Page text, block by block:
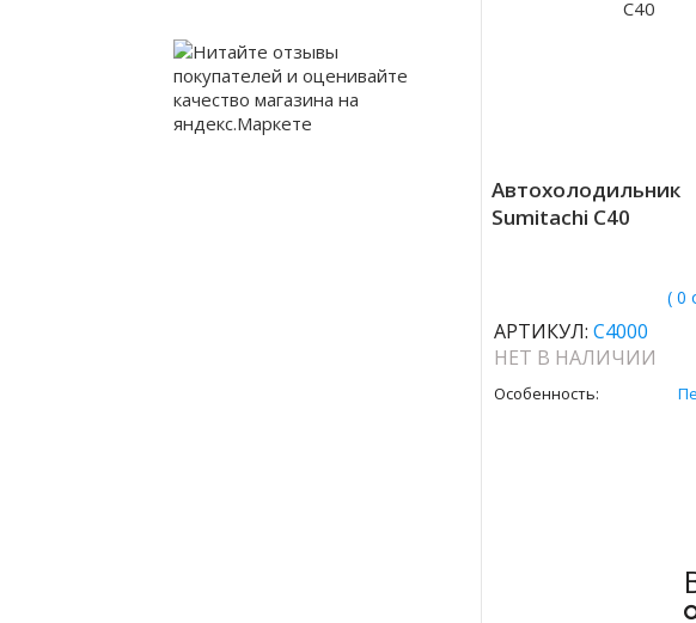
Автохолодильник
Sumitachi C40
( 0
АРТИКУЛ: C4000
НЕТ В НАЛИЧИИ
Особенность: